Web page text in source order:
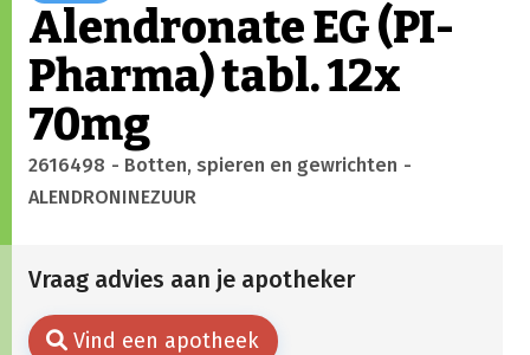
Alendronate EG (PI-
Pharma) tabl. 12x
70mg
2616498 - Botten, spieren en gewrichten -
ALENDRONINEZUUR
Vraag advies aan je apotheker
Vind een apotheek